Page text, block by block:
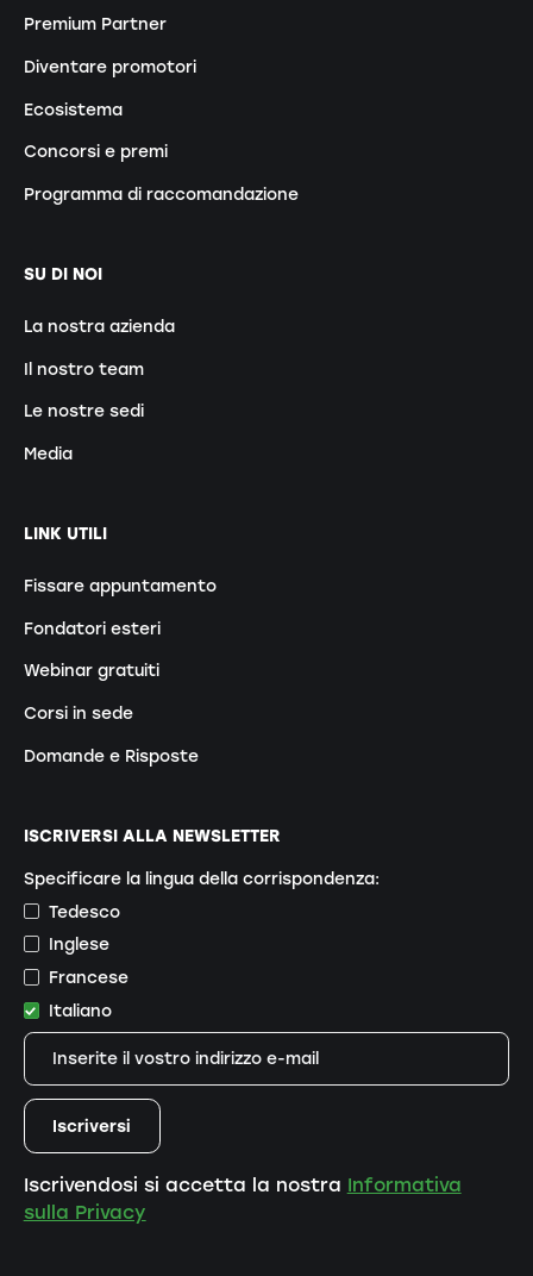
Premium Partner
Diventare promotori
Ecosistema
Concorsi e premi
Programma di raccomandazione
SU DI NOI
La nostra azienda
Il nostro team
Le nostre sedi
Media
LINK UTILI
Fissare appuntamento
Fondatori esteri
Webinar gratuiti
Corsi in sede
Domande e Risposte
ISCRIVERSI ALLA NEWSLETTER
Specificare la lingua della corrispondenza:
Tedesco
Inglese
Francese
Italiano
Iscrivendosi si accetta la nostra Informativa
sulla Privacy